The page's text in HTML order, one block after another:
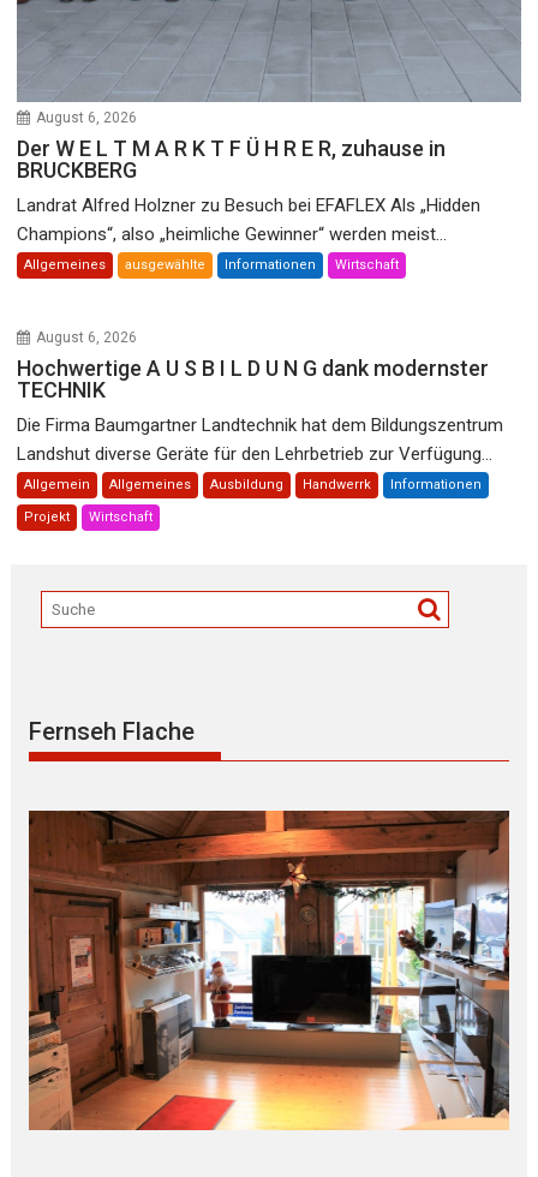
August 6, 2026
Der W E L T M A R K T F Ü H R E R, zuhause in
BRUCKBERG
Landrat Alfred Holzner zu Besuch bei EFAFLEX Als „Hidden
Champions“, also „heimliche Gewinner“ werden meist...
Allgemeines ausgewählte Informationen Wirtschaft
August 6, 2026
Hochwertige A U S B I L D U N G dank modernster
TECHNIK
Die Firma Baumgartner Landtechnik hat dem Bildungszentrum
Landshut diverse Geräte für den Lehrbetrieb zur Verfügung...
Allgemein Allgemeines Ausbildung Handwerrk Informationen
Projekt Wirtschaft
Fernseh Flache